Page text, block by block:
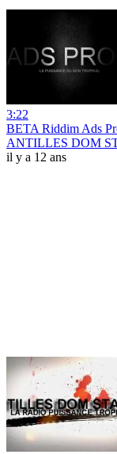
3:22
BETA Riddim Ads
ANTILLES DOM
il y a 12 ans